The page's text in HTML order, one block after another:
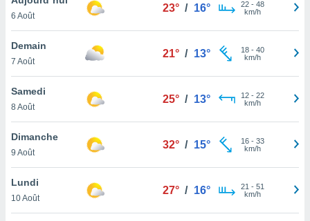
et
»,
au
vous
qu'ils
ou
le
ainsi
6 Août
23° / 16° 22- 48
km/h
Demain
7 Août
21° / 13° 18- 40
km/h
Samedi
8 Août
25° / 13° 12- 22
km/h
Dimanche
9 Août
32° / 15° 16- 33
km/h
Lundi
10 Août
27° / 16° 21 - 51
km/h